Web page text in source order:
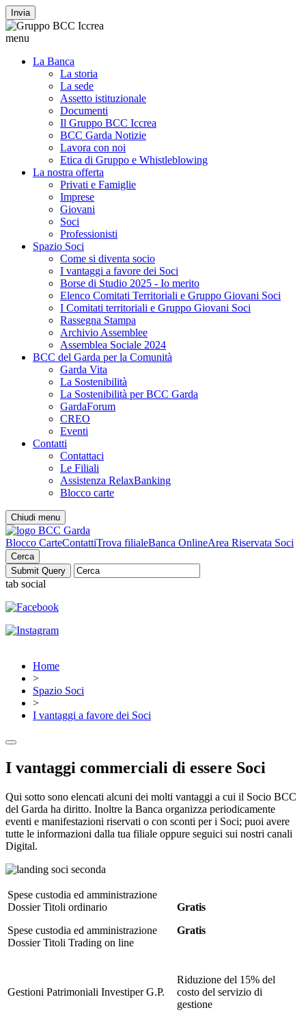
Invia
menu
La Banca
La storia
La sede
Assetto istituzionale
Documenti
Il Gruppo BCC Iccrea
BCC Garda Notizie
Lavora con noi
Etica di Gruppo e Whistleblowing
La nostra offerta
Privati e Famiglie
Imprese
Giovani
Soci
Professionisti
Spazio Soci
Come si diventa socio
I vantaggi a favore dei Soci
Borse di Studio 2025 - Io merito
Elenco Comitati Territoriali e Gruppo Giovani Soci
I Comitati territoriali e Gruppo Giovani Soci
Rassegna Stampa
Archivio Assemblee
Assemblea Sociale 2024
BCC del Garda per la Comunità
Garda Vita
La Sostenibilità
La Sostenibilità per BCC Garda
GardaForum
CREO
Eventi
Contatti
Contattaci
Le Filiali
Assistenza RelaxBanking
Blocco carte
Chiudi menu
Blocco CarteContattiTrova filialeBanca OnlineArea Riservata Soci
Cerca
tab social
Home
>
Spazio Soci
>
I vantaggi a favore dei Soci
I vantaggi commerciali di essere Soci
Qui sotto sono elencati alcuni dei molti vantaggi a cui il Socio BCC
del Garda ha diritto. Inoltre la Banca organizza periodicamente
eventi e manifestazioni riservati o con sconti per i Soci; puoi avere
tutte le informazioni dalla tua filiale oppure seguici sui nostri canali
Digital.
Spese custodia ed amministrazione
Dossier Titoli ordinario
Spese custodia ed amministrazione
Dossier Titoli Trading on line
Gratis
Gratis
Gestioni Patrimoniali Investiper G.P.
Riduzione del 15% del
costo del servizio di
gestione